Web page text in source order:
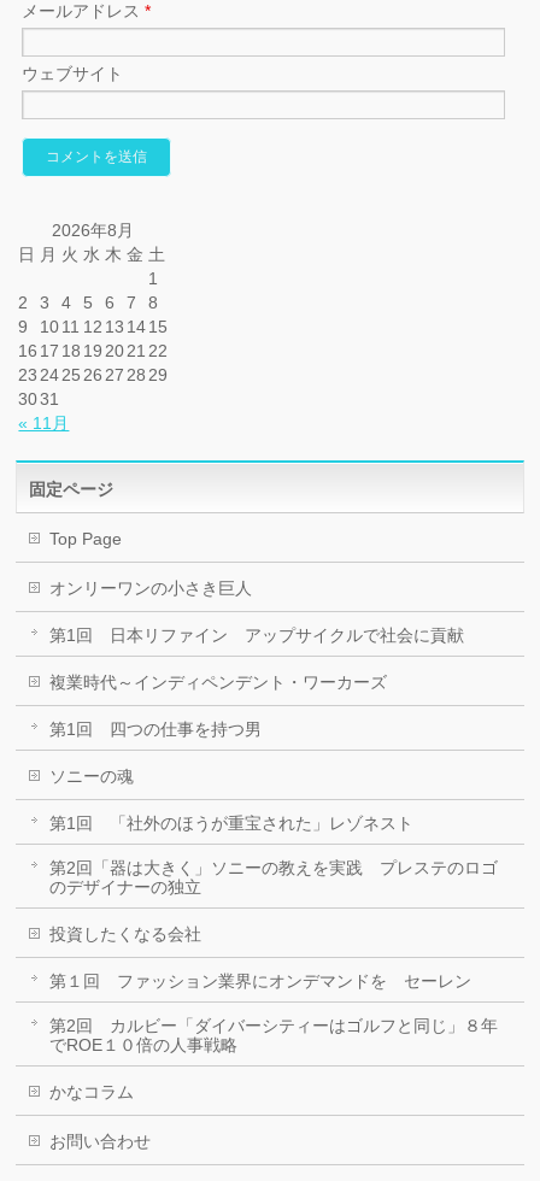
メールアドレス*
ウェブサイト
2026年8月
日 月 火 水 木 金 土
« 11月
1
2
3 4 5 6 7
8
9
1011 12 13 1415
16 17 18 19 2021 22
23 2425 26 27 28 29
3031
固定ページ
Top Page
オンリーワンの小さき巨人
第1回 日本リファイン アップサイクルで社会に貢献
複業時代～インディペンデント・ワーカーズ
第1回 四つの仕事を持つ男
ソニーの魂
第1回 「社外のほうが重宝された」レゾネスト
第2回「器は大きく」ソニーの教えを実践 プレステのロゴ
のデザイナーの独立
投資したくなる会社
第１回 ファッション業界にオンデマンドを セーレン
第2回 カルビー「ダイバーシティーはゴルフと同じ」８年
でROE１０倍の人事戦略
かなコラム
お問い合わせ